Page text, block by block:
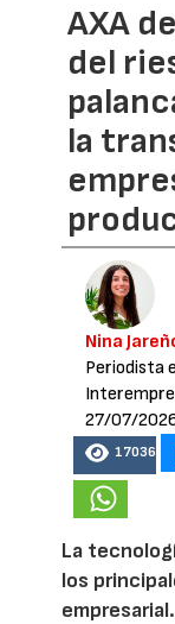
AXA
del
la
Nina
Periodista
27/07/
17036
La
los